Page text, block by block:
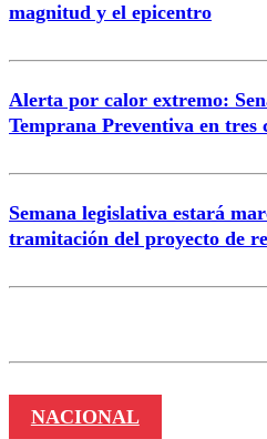
magnitud y el epicentro
Alerta por calor extremo:
Temprana Preventiva en tres
Semana legislativa estará
tramitación del proyecto de
NACIONAL